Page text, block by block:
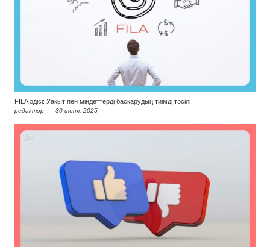
FILA әдісі: Уақыт пен міндеттерді басқарудың тиімді тәсілі
редактор 30 июня, 2025